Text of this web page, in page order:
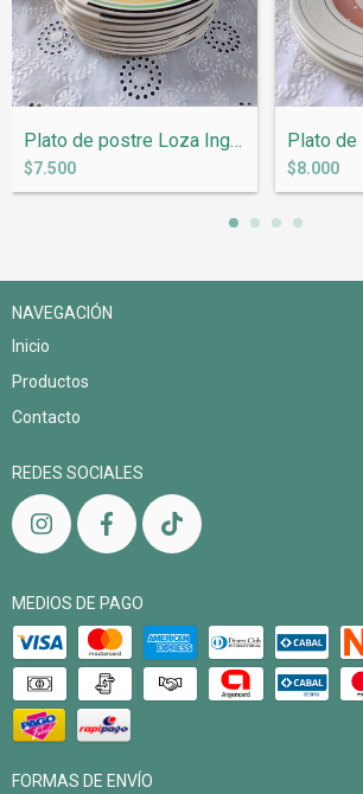
Plato de postre Loza Inglesa H&K Tun...
$7.500 $8.000
NAVEGACIÓN
Inicio
Productos
Contacto
REDES SOCIALES
MEDIOS DE PAGO
FORMAS DE ENVÍO